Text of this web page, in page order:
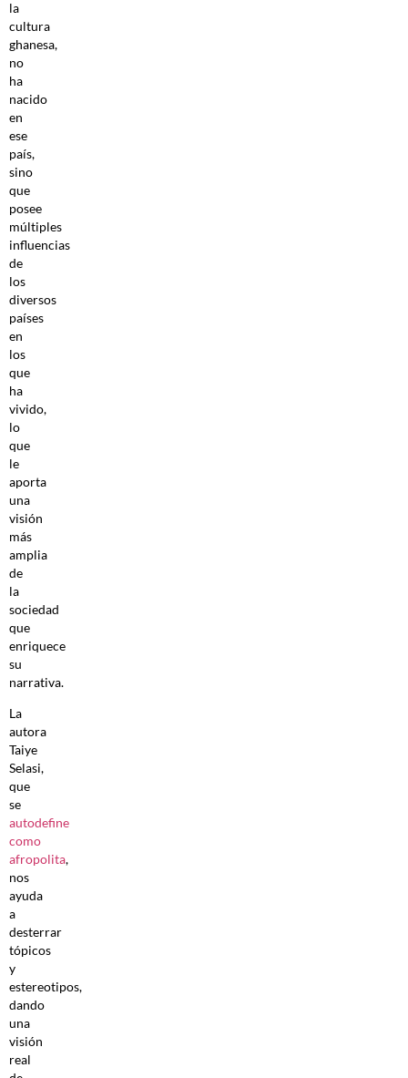
la
cultura
ghanesa,
no
ha
nacido
en
ese
país,
sino
que
posee
múltiples
influencias
de
los
diversos
países
en
los
que
ha
vivido,
lo
que
le
aporta
una
visión
más
amplia
de
la
sociedad
que
enriquece
su
narrativa.
La
autora
Taiye
Selasi,
que
se
autodefine
como
afropolita,
nos
ayuda
a
desterrar
tópicos
y
estereotipos,
dando
una
visión
real